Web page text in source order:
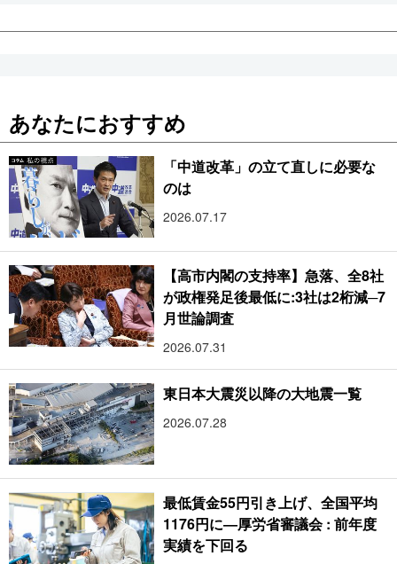
あなたにおすすめ
「中道改革」の立て直しに必要な
のは
2026.07.17
【高市内閣の支持率】急落、全8社
が政権発足後最低に:3社は2桁減─7
月世論調査
2026.07.31
東日本大震災以降の大地震一覧
2026.07.28
最低賃金55円引き上げ、全国平均
1176円に―厚労省審議会 : 前年度
実績を下回る